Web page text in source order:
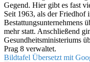
Gegend. Hier gibt es fast
Seit 1963, als der Friedhof
Bestattungsunternehmens
mehr statt. Anschließend
Gesundheitsministeriums
Prag 8 verwaltet.
Bildtafel Übersetzt mit